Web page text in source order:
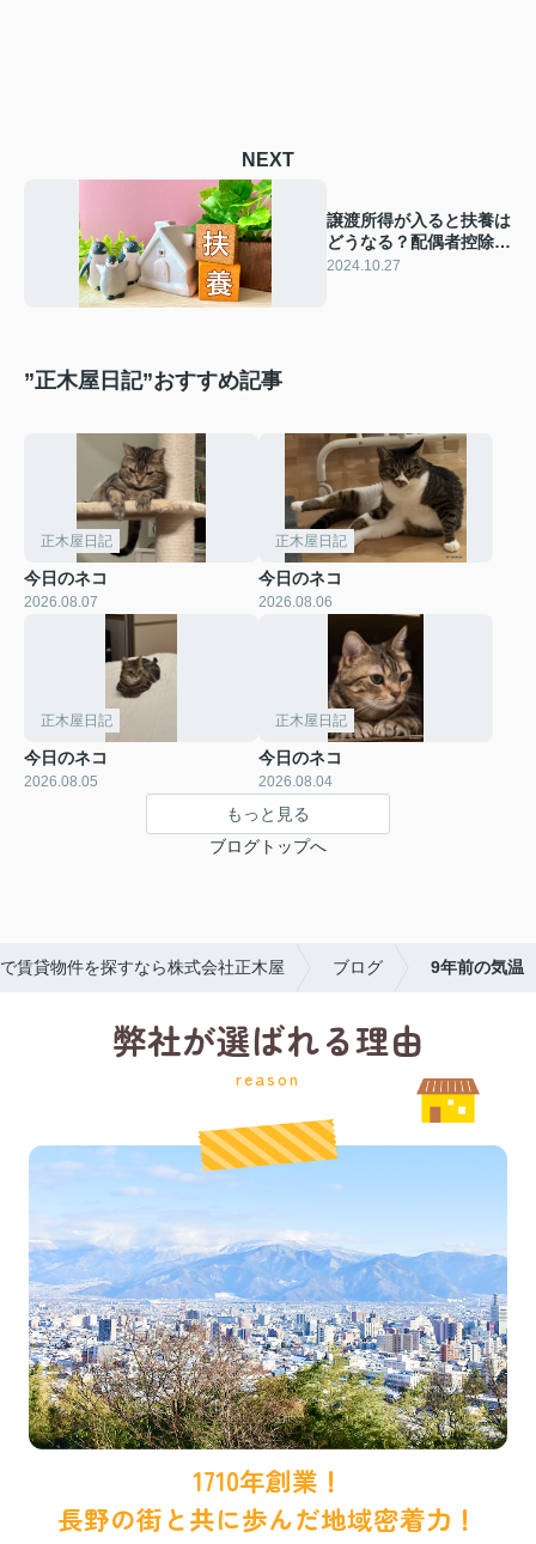
NEXT
譲渡所得が入ると扶養は
どうなる？配偶者控除や
対策をご紹介
2024.10.27
”正木屋日記”おすすめ記事
正木屋日記
今日のネコ
2026.08.07
正木屋日記
今日のネコ
2026.08.06
正木屋日記
今日のネコ
2026.08.05
正木屋日記
今日のネコ
2026.08.04
もっと見る
ブログトップへ
賃貸物件を探すなら株式会社正木屋 ブログ 9年前の気温
弊社が選ばれる理由
reason
1710年創業！
長野の街と共に歩んだ地域密着力！